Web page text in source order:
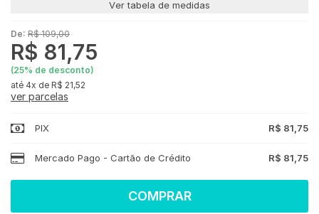
Ver tabela de medidas
De: R$ 109,00
R$ 81,75
(25% de desconto)
4x de R$ 21,52
ver parcelas
PIX R$ 81,75
Mercado Pago - Cartão de Crédito R$ 81,75
COMPRAR